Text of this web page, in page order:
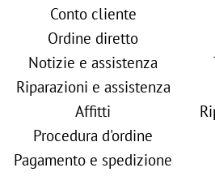
Conto cliente
Ordine diretto
Notizie e assistenza
Riparazioni e assistenza
Affitti
Procedura d'ordine
Pagamento e spedizione